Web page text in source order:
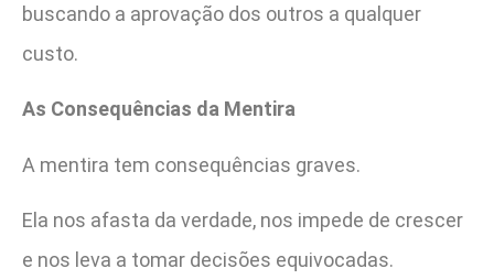
buscando a aprovação dos outros a qualquer
custo.
As Consequências da Mentira
A mentira tem consequências graves.
Ela nos afasta da verdade, nos impede de crescer
e nos leva a tomar decisões equivocadas.